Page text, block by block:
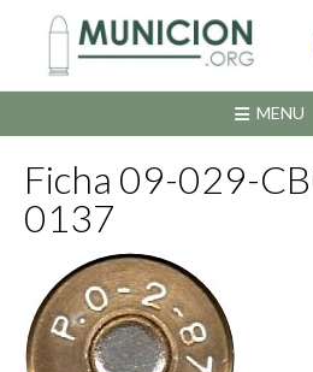
contenido
MENU
Ficha 09-029-
0137